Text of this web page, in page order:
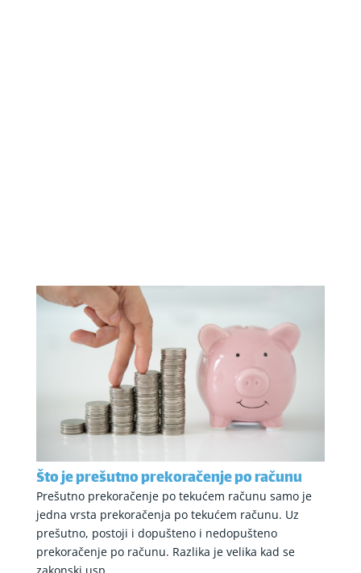
Što je prešutno prekoračenje po računu
Prešutno prekoračenje po tekućem računu samo je
jedna vrsta prekoračenja po tekućem računu. Uz
prešutno, postoji i dopušteno i nedopušteno
prekoračenje po računu. Razlika je velika kad se